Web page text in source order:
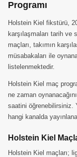
Programı
Holstein Kiel fikstürü,
karşılaşmaları tarih ve
maçları, takımın
müsabakaları ile
listelenmektedir.
Holstein Kiel maç
ne zaman
saatini öğrenebilirsiniz.
hangi kanalda
Holstein Kiel
Holstein Kiel maçları;